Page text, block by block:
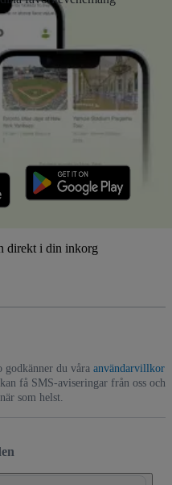
direkt i din inkorg
godkänner du våra användarvillkor
få SMS-aviseringar från oss och
som helst.